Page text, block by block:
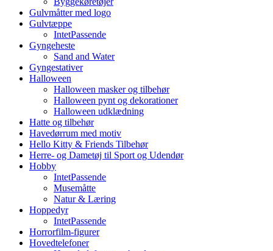
Gulvmåtter med logo
Gulvtæppe
IntetPassende
Gyngeheste
Sand and Water
Gyngestativer
Halloween
Halloween masker og tilbehør
Halloween pynt og dekorationer
Halloween udklædning
Hatte og tilbehør
Havedørrum med motiv
Hello Kitty & Friends Tilbehør
Herre- og Dametøj til Sport og Udendør
Hobby
IntetPassende
Musemåtte
Natur & Læring
Hoppedyr
IntetPassende
Horrorfilm-figurer
Hovedtelefoner